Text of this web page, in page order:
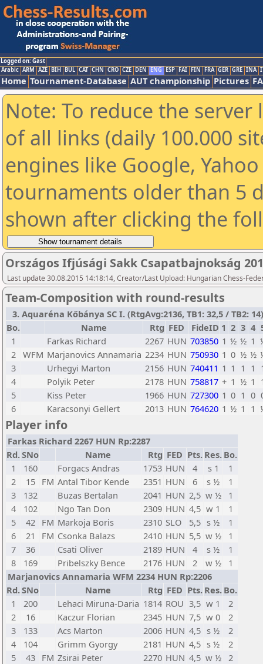
Logged on: Gast
Arabic ARM AZE BIH BUL CAT CHN CRO CZE DEN ENG ESP FAI FIN FRA GER GRE INA
Home Tournament-Database AUT championship Pictures
Note: To reduce the
of all links (daily 100.000
engines like Google,
tournaments older than 5
shown after clicking the
Országos Ifjúsági Sakk Csapatbajnokság
Last update 30.08.2015 14:18:14, Creator/Last Upload: Hungarian Chess-
Team-Composition with round-results
3. Aquaréna Kőbánya SC I. (RtgAvg:2136, TB1: 32,5 / TB2: 14)
Bo.
Name Rtg FED FideID 1 2 3 4
1
Farkas Richard 2267 HUN 703850 1 ½ ½ 1
2 WFM Marjanovics Annamaria 2234 HUN 750930 1 0 ½ ½
3
Urhegyi Marton 2156 HUN 740411 1 1 1 1
4
Polyik Peter 2178 HUN 758817 + 1 ½ 1
5
Kiss Peter 1966 HUN 727300 1 0 1 0
6
Karacsonyi Gellert 2013 HUN 764620 1 ½ 1 1
Player info
Farkas Richard 2267 HUN Rp:2287
Rd.SNo Name Rtg FED Pts. Res. Bo.
1
160 Forgacs Andras 1753 HUN 4 s 1
1
2
15 FM Antal Tibor Kende 2351 HUN 6 s ½
1
3
132 Buzas Bertalan 2041 HUN 2,5 w ½
1
4
102 Ngo Tan Don 2309 HUN 4,5 w 1
1
5
42 FM Markoja Boris 2310 SLO 5,5 s ½
1
6
21 FM Csonka Balazs 2410 HUN 5,5 w ½
1
7
36 Csati Oliver 2189 HUN 4 s ½
1
8
169 Pribelszky Bence 2176 HUN 2 w ½
1
Marjanovics Annamaria WFM 2234 HUN Rp:2206
Rd.SNo Name Rtg FED Pts. Res. Bo.
1
200 Lehaci Miruna-Daria 1814 ROU 3,5 w 1
2
2
16 Kaczur Florian 2345 HUN 7,5 w 0
2
3
133 Acs Marton 2006 HUN 4,5 s ½
2
4
104 Grimm Gyorgy 2181 HUN 4,5 s ½
2
5
43 FM Zsirai Peter 2270 HUN 4,5 w ½ 2